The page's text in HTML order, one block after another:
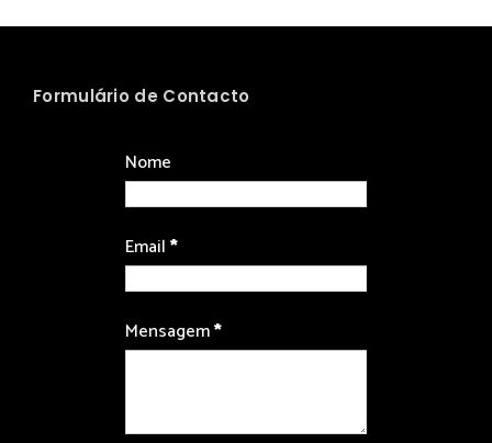
Formulário de Contacto
Nome
Email*
Mensagem*